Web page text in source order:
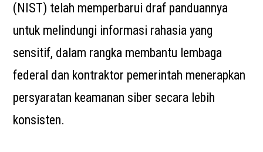
(NIST) telah memperbarui draf panduannya
untuk melindungi informasi rahasia yang
sensitif, dalam rangka membantu lembaga
federal dan kontraktor pemerintah menerapkan
persyaratan keamanan siber secara lebih
konsisten.